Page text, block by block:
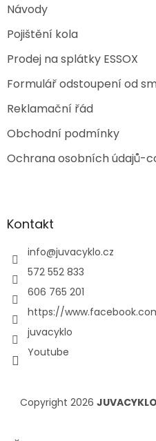
Návody
Pojištění kola
Prodej na splátky ESSOX
Formulář odstoupení od
Reklamační řád
Obchodní podmínky
Ochrana osobních údajů-
Kontakt
info@juvacyklo.cz
572 552 833
606 765 201
https://
juvacyklo
Youtube
Copyright 2026 JUVACYKLO